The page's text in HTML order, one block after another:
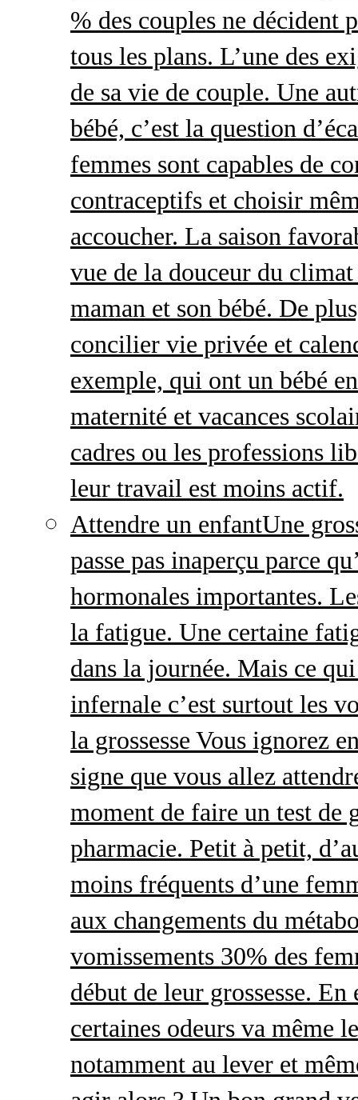
% des couples ne décident
tous les plans. L’une des
de sa vie de couple. Une
bébé, c’est la question
femmes sont capables de
contraceptifs et choisir
accoucher. La saison
vue de la douceur du
maman et son bébé. De
concilier vie privée et
exemple, qui ont un bébé
maternité et vacances
cadres ou les professions
leur travail est moins actif.
Attendre un enfantUne
passe pas inaperçu parce
hormonales importantes.
la fatigue. Une certaine
dans la journée. Mais ce
infernale c’est surtout les
la grossesse Vous ignorez
signe que vous allez
moment de faire un test de
pharmacie. Petit à petit,
moins fréquents d’une
aux changements du
vomissements 30% des
début de leur grossesse.
certaines odeurs va même
notamment au lever et